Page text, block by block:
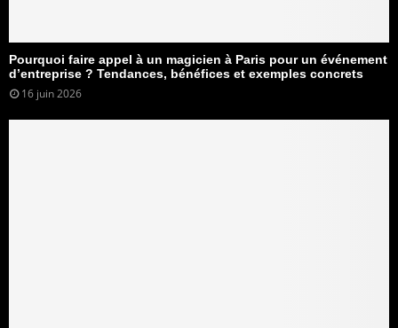
Pourquoi faire appel à un magicien à Paris pour un événement
d’entreprise ? Tendances, bénéfices et exemples concrets
16 juin 2026